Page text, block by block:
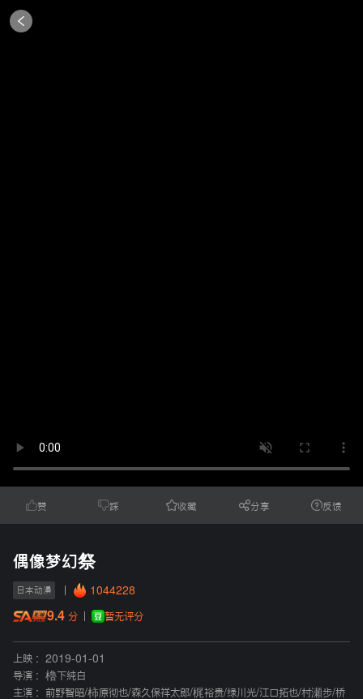
赞 踩 收藏 分享 反馈
偶像梦幻祭
日本动漫 1044228
9.4 分 暂无评分
上映 :
2019-01-01
导演 :
櫓下純白
主演 :
前野智昭/柿原彻也/森久保祥太郎/梶裕贵/绿川光/江口拓也/村瀬步/桥